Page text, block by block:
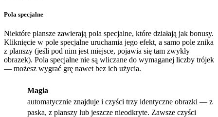
Pola specjalne
Niektóre plansze zawierają pola specjalne, które działają jak bonusy.
Kliknięcie w pole specjalne uruchamia jego efekt, a samo pole znika
z planszy (jeśli pod nim jest miejsce, pojawia się tam zwykły
obrazek). Pola specjalne nie są wliczane do wymaganej liczby trójek
— możesz wygrać grę nawet bez ich użycia.
Magia
automatycznie znajduje i czyści trzy identyczne obrazki — z
paska, z planszy lub jeszcze nieodkryte. Zawsze czyści